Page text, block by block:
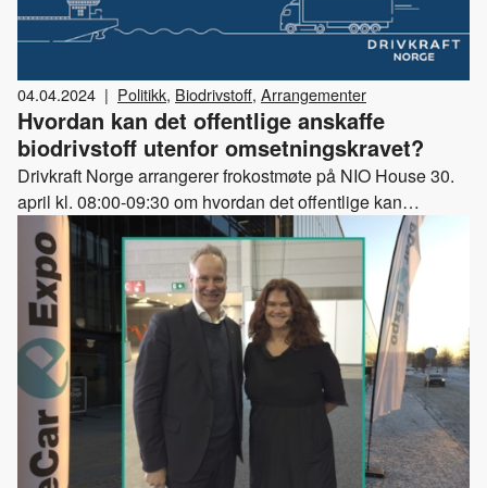
04.04.2024 | Politikk, Biodrivstoff, Arrangementer
Hvordan kan det offentlige anskaffe
biodrivstoff utenfor omsetningskravet?
Drivkraft Norge arrangerer frokostmøte på NIO House 30.
april kl. 08:00-09:30 om hvordan det offentlige kan
anskaffe biodrivstoff utenfor omsetningskravet.